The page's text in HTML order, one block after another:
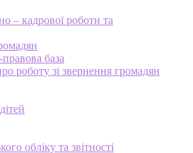
– кадрової роботи та
база
роботу зі звернення громадян
обліку та звітності